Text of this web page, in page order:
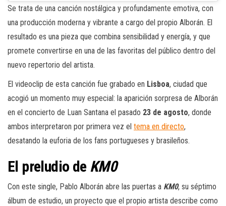
Se trata de una canción nostálgica y profundamente emotiva, con
una producción moderna y vibrante a cargo del propio Alborán. El
resultado es una pieza que combina sensibilidad y energía, y que
promete convertirse en una de las favoritas del público dentro del
nuevo repertorio del artista.
El videoclip de esta canción fue grabado en Lisboa, ciudad que
acogió un momento muy especial: la aparición sorpresa de Alborán
en el concierto de Luan Santana el pasado 23 de agosto, donde
ambos interpretaron por primera vez el tema en directo,
desatando la euforia de los fans portugueses y brasileños.
El preludio de KM0
Con este single, Pablo Alborán abre las puertas a KM0, su séptimo
álbum de estudio, un proyecto que el propio artista describe como